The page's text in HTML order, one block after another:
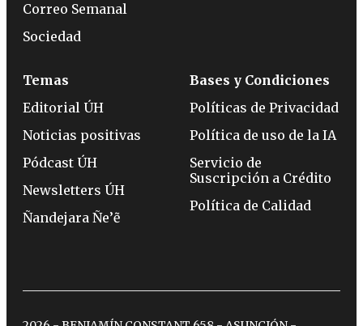
Correo Semanal
Sociedad
Temas
Editorial ÚH
Noticias positivas
Pódcast ÚH
Newsletters ÚH
Ñandejara Ñe’ẽ
Bases y Condiciones
Políticas de Privacidad
Política de uso de la IA
Servicio de
Suscripción a Crédito
Política de Calidad